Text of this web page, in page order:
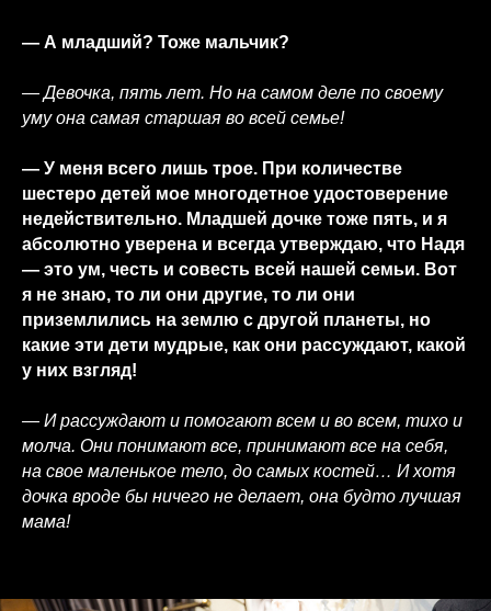
— А младший? Тоже мальчик?
— Девочка, пять лет. Но на самом деле по своему
уму она самая старшая во всей семье!
— У меня всего лишь трое. При количестве
шестеро детей мое многодетное удостоверение
недействительно. Младшей дочке тоже пять, и я
абсолютно уверена и всегда утверждаю, что Надя
— это ум, честь и совесть всей нашей семьи. Вот
я не знаю, то ли они другие, то ли они
приземлились на землю с другой планеты, но
какие эти дети мудрые, как они рассуждают, какой
у них взгляд!
— И рассуждают и помогают всем и во всем, тихо и
молча. Они понимают все, принимают все на себя,
на свое маленькое тело, до самых костей… И хотя
дочка вроде бы ничего не делает, она будто лучшая
мама!